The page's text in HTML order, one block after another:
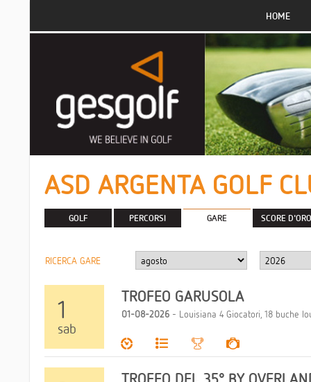
HOME
ASD ARGENTA GOLF
GOLF PERCORSI GARE SCORE D'ORO
RICERCA GARE
1
sab
TROFEO GARUSOLA
01-08-2026- Louisiana 4 Giocatori, 18 buche
TROFEO DEL 35° BY